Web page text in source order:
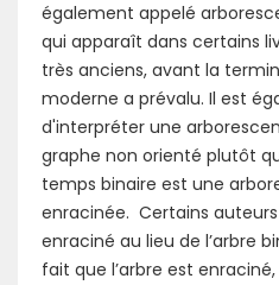
également appelé
qui apparaît dans certains
très anciens, avant la
moderne a prévalu. Il est
d'interpréter une
graphe non orienté plutôt
temps binaire est une
enracinée. Certains auteurs
enraciné au lieu de l’arbre
fait que l’arbre est